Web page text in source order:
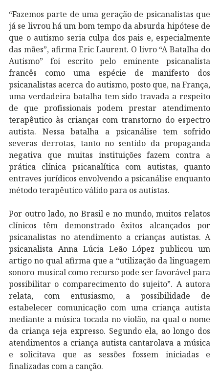
“Fazemos parte de uma geração de psicanalistas que
já se livrou há um bom tempo da absurda hipótese de
que o autismo seria culpa dos pais e, especialmente
das mães”, afirma Eric Laurent. O livro “A Batalha do
Autismo” foi escrito pelo eminente psicanalista
francês como uma espécie de manifesto dos
psicanalistas acerca do autismo, posto que, na França,
uma verdadeira batalha tem sido travada a respeito
de que profissionais podem prestar atendimento
terapêutico às crianças com transtorno do espectro
autista. Nessa batalha a psicanálise tem sofrido
severas derrotas, tanto no sentido da propaganda
negativa que muitas instituições fazem contra a
prática clínica psicanalítica com autistas, quanto
entraves jurídicos envolvendo a psicanálise enquanto
método terapêutico válido para os autistas.
Por outro lado, no Brasil e no mundo, muitos relatos
clínicos têm demonstrado êxitos alcançados por
psicanalistas no atendimento a crianças autistas. A
psicanalista Anna Lúcia Leão López publicou um
artigo no qual afirma que a “utilização da linguagem
sonoro-musical como recurso pode ser favorável para
possibilitar o comparecimento do sujeito”. A autora
relata, com entusiasmo, a possibilidade de
estabelecer comunicação com uma criança autista
mediante a música tocada no violão, na qual o nome
da criança seja expresso. Segundo ela, ao longo dos
atendimentos a criança autista cantarolava a música
e solicitava que as sessões fossem iniciadas e
finalizadas com a canção.